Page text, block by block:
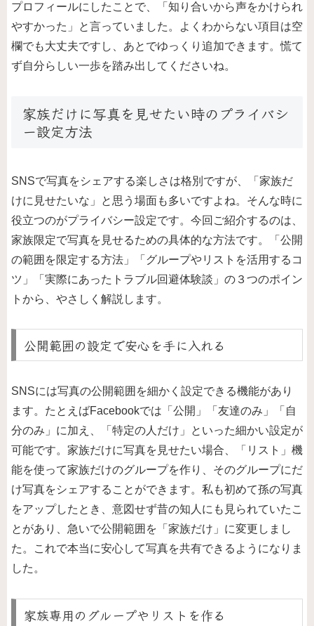
プロフィールにしたことで、「知り合いから声をかけられ
やすかった」と言っていました。よくわからない項目は空
欄でも大丈夫ですし、あとでゆっくり追加できます。慌て
ず自分らしい一歩を踏み出してくださいね。
家族だけに写真を見せたい時のプライバシ
ー設定方法
SNSで写真をシェアする楽しさは格別ですが、「家族だ
けに見せたいな」と思う場面も多いですよね。そんな時に
役立つのがプライバシー設定です。今回ご紹介するのは、
家族限定で写真を見せるための具体的な方法です。「公開
の範囲を限定する方法」「グループやリストを活用するコ
ツ」「実際にあったトラブル回避体験談」の３つのポイン
トから、やさしく解説します。
公開範囲の設定で安心を手に入れる
SNSには写真の公開範囲を細かく設定できる機能があり
ます。たとえばFacebookでは「公開」「友達のみ」「自
分のみ」に加え、「特定の人だけ」といった細かい設定が
可能です。家族だけに写真を見せたい場合、「リスト」機
能を使って家族だけのグループを作り、そのグループにだ
け写真をシェアすることができます。私も初めて孫の写真
をアップしたとき、意図せず昔の知人にも見られていたこ
とがあり、急いで公開範囲を「家族だけ」に変更しまし
た。これで本当に安心して写真を共有できるようになりま
した。
家族専用のグループやリストを作る